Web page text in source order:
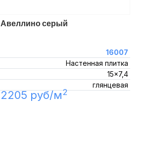
Авеллино серый
16007
Настенная плитка
15x7,4
глянцевая
2205 руб/м2